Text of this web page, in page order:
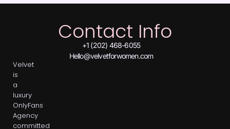
Velvet
is
a
luxury
OnlyFans
Agency
committed
Contact Info
+1 (202) 468-6055
Hello@velvetforwomen.com